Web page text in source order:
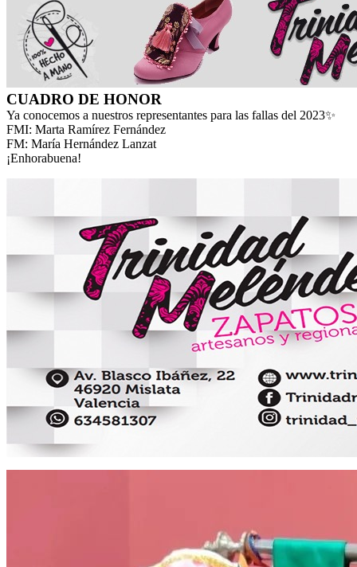
CUADRO DE HONOR
Ya conocemos a nuestros representantes para las fallas del 2023✨
FMI: Marta Ramírez Fernández
FM: María Hernández Lanzat
¡Enhorabuena!